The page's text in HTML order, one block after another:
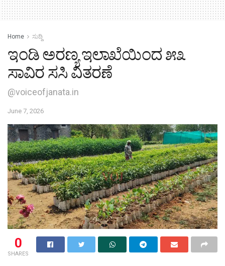
Home ಸುದ್ದಿ
ಇಂಡಿ ಅರಣ್ಯ ಇಲಾಖೆಯಿಂದ ೫೩
ಸಾವಿರ ಸಸಿ ವಿತರಣೆ
@voiceofjanata.in
June 7, 2026
0
SHARES